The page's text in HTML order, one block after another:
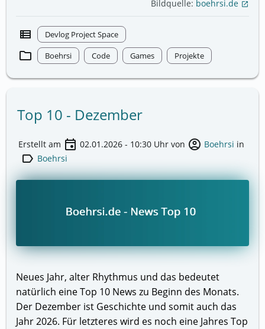
Bildquelle: boehrsi.de open_in_new
view_list Devlog Project Space
folder Boehrsi Code Games Projekte
Top 10 - Dezember
Erstellt am event 02.01.2026 - 10:30 Uhr von account_circle Boehrsi in
label Boehrsi
Neues Jahr, alter Rhythmus und das bedeutet
natürlich eine Top 10 News zu Beginn des Monats.
Der Dezember ist Geschichte und somit auch das
Jahr 2026. Für letzteres wird es noch eine Jahres Top